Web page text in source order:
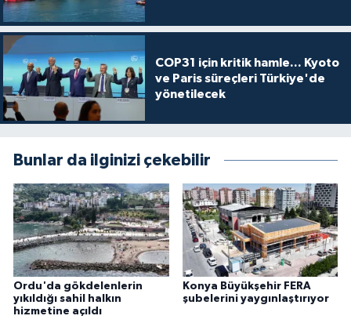
COP31 için kritik hamle... Kyoto
ve Paris süreçleri Türkiye'de
yönetilecek
Bunlar da ilginizi çekebilir
Ordu'da gökdelenlerin
yıkıldığı sahil halkın
hizmetine açıldı
Konya Büyükşehir FERA
şubelerini yaygınlaştırıyor